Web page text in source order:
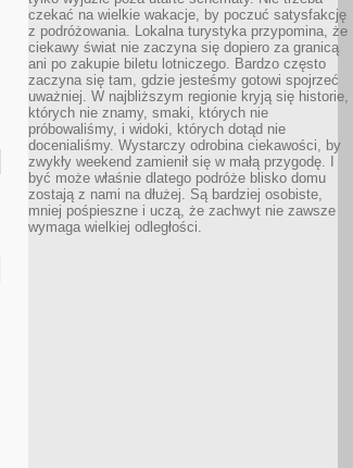
czekać na wielkie wakacje, by poczuć satysfakcję
z podróżowania. Lokalna turystyka przypomina, że
ciekawy świat nie zaczyna się dopiero za granicą
ani po zakupie biletu lotniczego. Bardzo często
zaczyna się tam, gdzie jesteśmy gotowi spojrzeć
uważniej. W najbliższym regionie kryją się historie,
których nie znamy, smaki, których nie
próbowaliśmy, i widoki, których dotąd nie
docenialiśmy. Wystarczy odrobina ciekawości, by
zwykły weekend zamienił się w małą przygodę. I
być może właśnie dlatego podróże blisko domu
zostają z nami na dłużej. Są bardziej osobiste,
mniej pośpieszne i uczą, że zachwyt nie zawsze
wymaga wielkiej odległości.